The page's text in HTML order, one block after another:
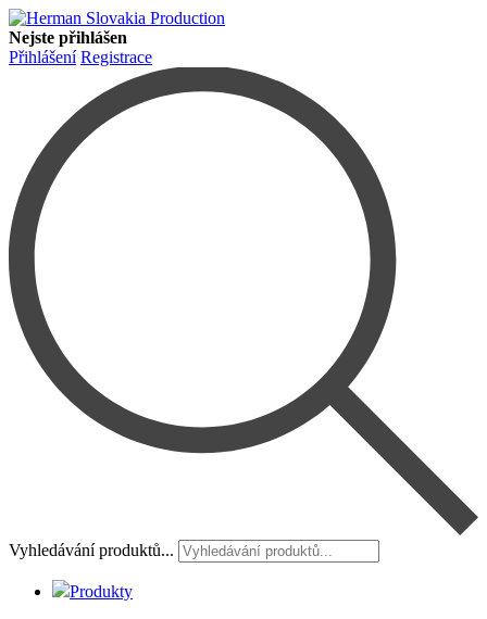
Nejste přihlášen
Přihlášení Registrace
Vyhledávání produktů...
Produkty